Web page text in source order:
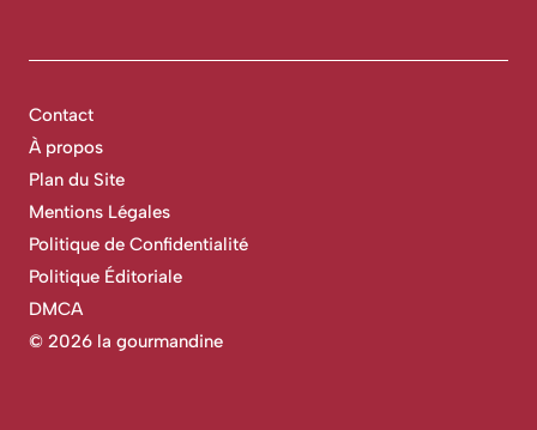
© 2026 la gourmandine
Contact
À propos
Plan du Site
Mentions Légales
Politique de Confidentialité
Politique Éditoriale
DMCA